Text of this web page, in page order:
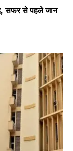
सफर से पहले जान